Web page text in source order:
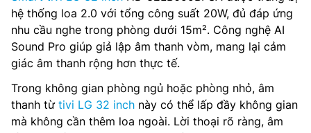
hệ thống loa 2.0 với tổng công suất 20W, đủ đáp ứng
nhu cầu nghe trong phòng dưới 15m². Công nghệ AI
Sound Pro giúp giả lập âm thanh vòm, mang lại cảm
giác âm thanh rộng hơn thực tế.
Trong không gian phòng ngủ hoặc phòng nhỏ, âm
thanh từ tivi LG 32 inch này có thể lấp đầy không gian
mà không cần thêm loa ngoài. Lời thoại rõ ràng, âm